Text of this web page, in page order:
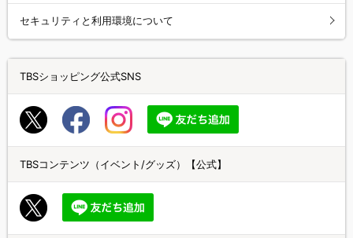
セキュリティと利用環境について
TBSショッピング公式SNS
TBSコンテンツ（イベント/グッズ）【公式】